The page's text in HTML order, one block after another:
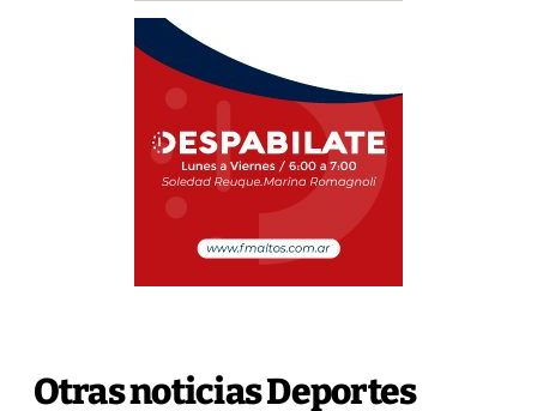
Otras noticias Deportes